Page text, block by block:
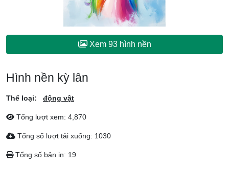
Xem 93 hình nền
Hình nền kỳ lân
Thể loại: động vật
Tổng lượt xem: 4,870
Tổng số lượt tải xuống: 1030
Tổng số bản in: 19